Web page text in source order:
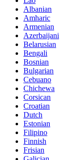
Albanian
Amharic
Armenian
Azerbaijani
Belarusian
Bengali
Bosnian
Bulgarian
Cebuano
Chichewa
Corsican
Croatian
Dutch
Estonian
Filipino
Finnish
Frisian